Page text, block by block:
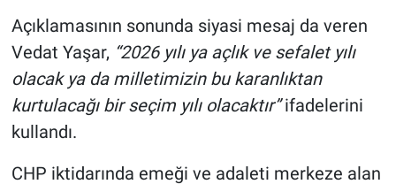
Açıklamasının sonunda siyasi mesaj da veren
Vedat Yaşar, “2026 yılı ya açlık ve sefalet yılı
olacak ya da milletimizin bu karanlıktan
kurtulacağı bir seçim yılı olacaktır”ifadelerini
kullandı.
CHP iktidarında emeği ve adaleti merkeze alan